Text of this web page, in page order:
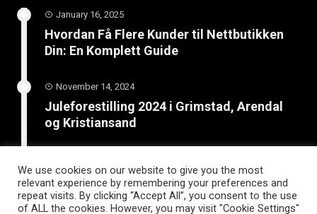
January 16, 2025
Hvordan Få Flere Kunder til Nettbutikken
Din: En Komplett Guide
November 14, 2024
Juleforestilling 2024 i Grimstad, Arendal
og Kristiansand
Boost din bedrift: Lær hvordan SEO og
smart kundetilrekning kan øke salget
We use cookies on our website to give you the most
relevant experience by remembering your preferences and
repeat visits. By clicking “Accept All”, you consent to the use
of ALL the cookies. However, you may visit "Cookie Settings"